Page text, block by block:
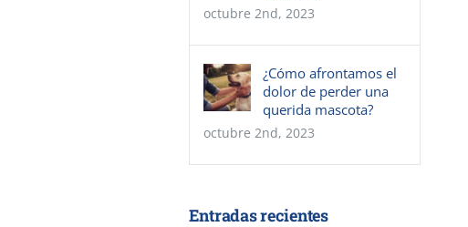
octubre 2nd, 2023
¿Cómo afrontamos el
dolor de perder una
querida mascota?
octubre 2nd, 2023
Entradas recientes